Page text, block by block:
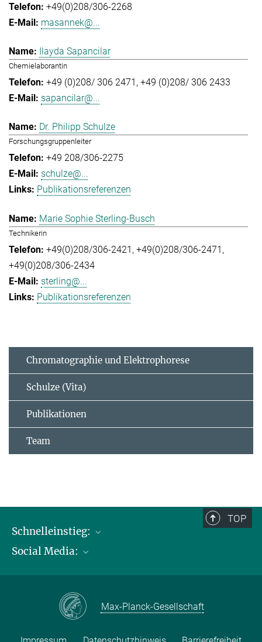
+49(0)208/306-2268
masannek@...
Ilayda Sapancilar
Chemielaborantin
+49 (0)208/ 306 2471 +49 (0)208/ 306 2433
sapancilar@...
Dr. Philipp Schulze
Forschungsgruppenleiter
+49 208/306-2275
schulze@...
Publikationsreferenzen
Marie Sophie Sterling-Busch
Technikerin
+49(0)208/306-2421 +49(0)208/306-2471
+49(0)208/306-2434
sterling@...
Publikationsreferenzen
Chromatographie und Elektrophorese
Schulze (Vita)
Publikationen
Team
TOP
Schnelleinstieg:
Publikationen
Kontakt und Anfahrtsbeschreibung
Social Media:
Max-Planck-Gesellschaft